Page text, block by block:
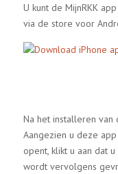
U kunt de MijnRKK
via de store voor
Na het installeren
Aangezien u deze
opent, klikt u aan dat
wordt vervolgens